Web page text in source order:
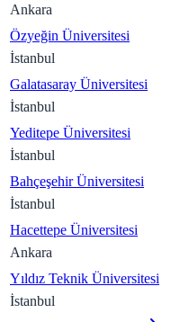
Ankara
Özyeğin Üniversitesi
İstanbul
Galatasaray Üniversitesi
İstanbul
Yeditepe Üniversitesi
İstanbul
Bahçeşehir Üniversitesi
İstanbul
Hacettepe Üniversitesi
Ankara
Yıldız Teknik Üniversitesi
İstanbul